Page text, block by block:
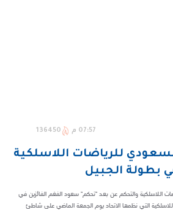
07:57 م 136450
للرياضات اللاسلكية
بطولة الجبيل
اللاسلكية والتحكم عن بعد "تحكم" سعود الفغم الفائزين في
التي نظمها الاتحاد يوم الجمعة الماضي على شاطئ